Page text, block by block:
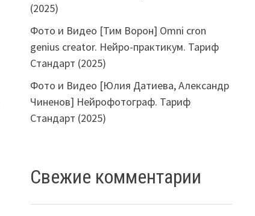
(2025)
Фото и Видео [Тим Ворон] Omni cron
genius creator. Нейро-практикум. Тариф
Стандарт (2025)
Фото и Видео [Юлия Датиева, Александр
Чиненов] Нейрофотограф. Тариф
Стандарт (2025)
Свежие комментарии